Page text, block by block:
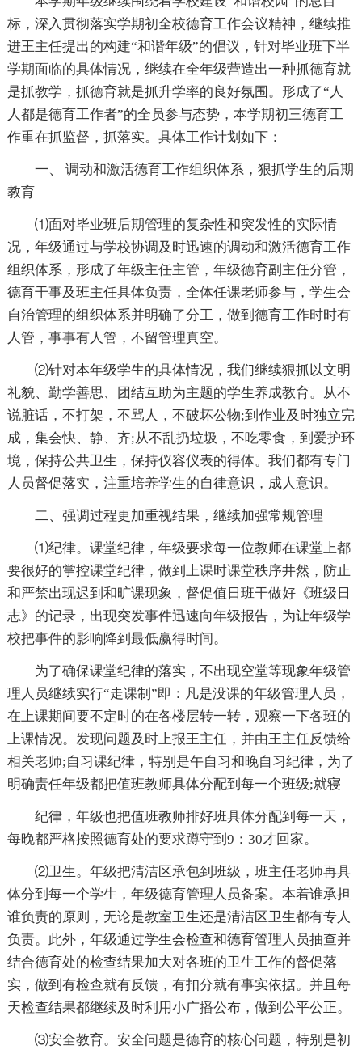
标，深入贯彻落实学期初全校德育工作会议精神，继续推
进王主任提出的构建“和谐年级”的倡议，针对毕业班下半
学期面临的具体情况，继续在全年级营造出一种抓德育就
是抓教学，抓德育就是抓升学率的良好氛围。形成了“人
人都是德育工作者”的全员参与态势，本学期初三德育工
作重在抓监督，抓落实。具体工作计划如下：
一、 调动和激活德育工作组织体系，狠抓学生的后期
教育
⑴面对毕业班后期管理的复杂性和突发性的实际情
况，年级通过与学校协调及时迅速的调动和激活德育工作
组织体系，形成了年级主任主管，年级德育副主任分管，
德育干事及班主任具体负责，全体任课老师参与，学生会
自治管理的组织体系并明确了分工，做到德育工作时时有
人管，事事有人管，不留管理真空。
⑵针对本年级学生的具体情况，我们继续狠抓以文明
礼貌、勤学善思、团结互助为主题的学生养成教育。从不
说脏话，不打架，不骂人，不破坏公物;到作业及时独立完
成，集会快、静、齐;从不乱扔垃圾，不吃零食，到爱护环
境，保持公共卫生，保持仪容仪表的得体。我们都有专门
人员督促落实，注重培养学生的自律意识，成人意识。
二、强调过程更加重视结果，继续加强常规管理
⑴纪律。课堂纪律，年级要求每一位教师在课堂上都
要很好的掌控课堂纪律，做到上课时课堂秩序井然，防止
和严禁出现迟到和旷课现象，督促值日班干做好《班级日
志》的记录，出现突发事件迅速向年级报告，为让年级学
校把事件的影响降到最低赢得时间。
为了确保课堂纪律的落实，不出现空堂等现象年级管
理人员继续实行“走课制”即：凡是没课的年级管理人员，
在上课期间要不定时的在各楼层转一转，观察一下各班的
上课情况。发现问题及时上报王主任，并由王主任反馈给
相关老师;自习课纪律，特别是午自习和晚自习纪律，为了
明确责任年级都把值班教师具体分配到每一个班级;就寝
纪律，年级也把值班教师排好班具体分配到每一天，
每晚都严格按照德育处的要求蹲守到9：30才回家。
⑵卫生。年级把清洁区承包到班级，班主任老师再具
体分到每一个学生，年级德育管理人员备案。本着谁承担
谁负责的原则，无论是教室卫生还是清洁区卫生都有专人
负责。此外，年级通过学生会检查和德育管理人员抽查并
结合德育处的检查结果加大对各班的卫生工作的督促落
实，做到有检查就有反馈，有扣分就有事实依据。并且每
天检查结果都继续及时利用小广播公布，做到公平公正。
⑶安全教育。安全问题是德育的核心问题，特别是初